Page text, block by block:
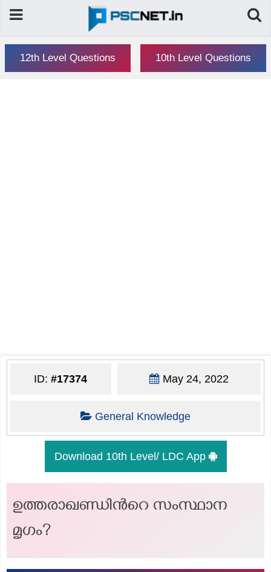
12th Level Questions 10th Level Questions
ID:#17374 May 24, 2022
General Knowledge
Download 10th Level/ LDC App
ഉത്തരാഖണ്ഡിന്‍റെ സംസ്ഥാന
മൃഗം?